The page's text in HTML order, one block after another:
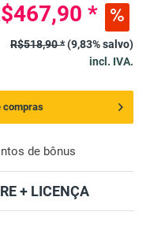
de bônus
+ LICENÇA
*
R$518,90 *(9,83% salvo)
incl. IVA.
compras